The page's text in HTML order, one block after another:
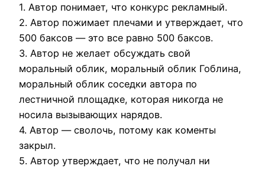
1. Автор понимает, что конкурс рекламный.
2. Автор пожимает плечами и утверждает, что
500 баксов — это все равно 500 баксов.
3. Автор не желает обсуждать свой
моральный облик, моральный облик Гоблина,
моральный облик соседки автора по
лестничной площадке, которая никогда не
носила вызывающих нарядов.
4. Автор — сволочь, потому как коменты
закрыл.
5. Автор утверждает, что не получал ни